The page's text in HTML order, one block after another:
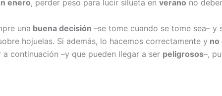
enero, perder peso para lucir silueta en verano no
una buena decisión –se tome cuando se tome sea–
hojuelas. Si además, lo hacemos correctamente y
a continuación –y que pueden llegar a ser peligrosos–,